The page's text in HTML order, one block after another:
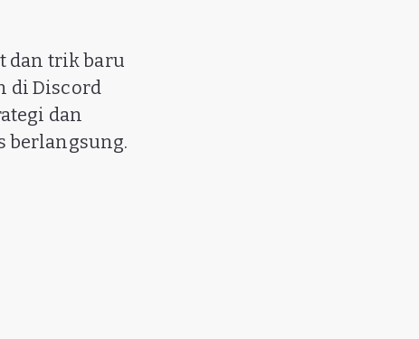
dan trik baru
di Discord
dan
berlangsung.